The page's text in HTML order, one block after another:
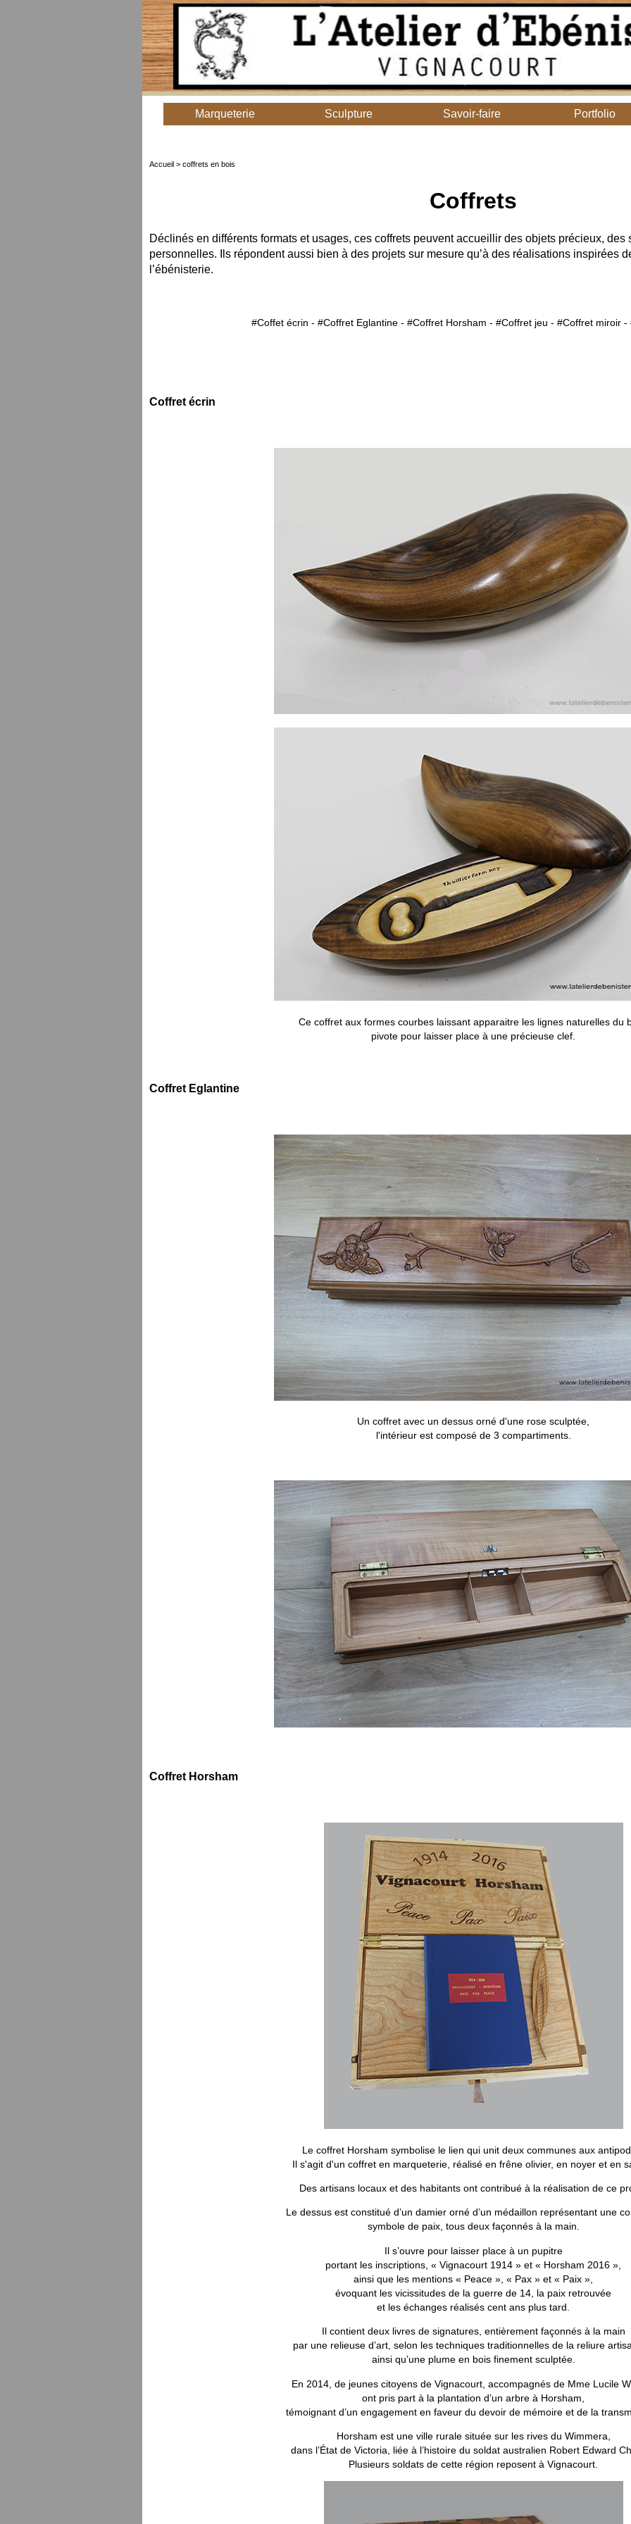
Marqueterie Sculpture Savoir-faire Portfolio
Accueil > coffrets en bois
Coffrets
Déclinés en différents formats et usages, ces coffrets peuvent accueillir des objets précieux,
personnelles. Ils répondent aussi bien à des projets sur mesure qu’à des réalisations inspirées
l’ébénisterie.
#Coffet écrin - #Coffret Eglantine - #Coffret Horsham - #Coffret jeu - #Coffret miroir -
Coffret écrin
Ce coffret aux formes courbes laissant apparaitre les lignes naturelles du
pivote pour laisser place à une précieuse clef.
Coffret Eglantine
Un coffret avec un dessus orné d'une rose sculptée,
l'intérieur est composé de 3 compartiments.
Coffret Horsham
Le coffret Horsham symbolise le lien qui unit deux communes aux
Il s'agit d'un coffret en marqueterie, réalisé en frêne olivier, en noyer et en
Des artisans locaux et des habitants ont contribué à la réalisation de ce
Le dessus est constitué d’un damier orné d’un médaillon représentant une
symbole de paix, tous deux façonnés à la main.
Il s’ouvre pour laisser place à un pupitre
portant les inscriptions, « Vignacourt 1914 » et « Horsham 2016 »,
ainsi que les mentions « Peace », « Pax » et « Paix »,
évoquant les vicissitudes de la guerre de 14, la paix retrouvée
et les échanges réalisés cent ans plus tard.
Il contient deux livres de signatures, entièrement façonnés à la main
par une relieuse d’art, selon les techniques traditionnelles de la reliure
ainsi qu’une plume en bois finement sculptée.
En 2014, de jeunes citoyens de Vignacourt, accompagnés de Mme Lucile
ont pris part à la plantation d’un arbre à Horsham,
témoignant d’un engagement en faveur du devoir de mémoire et de la
Horsham est une ville rurale située sur les rives du Wimmera,
dans l’État de Victoria, liée à l’histoire du soldat australien Robert Edward
Plusieurs soldats de cette région reposent à Vignacourt.